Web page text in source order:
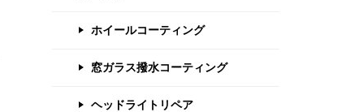
ホイールコーティング
窓ガラス撥水コーティング
ヘッドライトリペア